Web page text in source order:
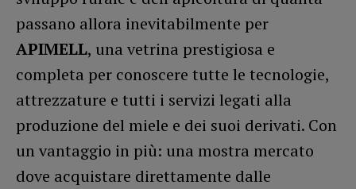
passano allora inevitabilmente per
APIMELL, una vetrina prestigiosa e
completa per conoscere tutte le tecnologie,
attrezzature e tutti i servizi legati alla
produzione del miele e dei suoi derivati. Con
un vantaggio in più: una mostra mercato
dove acquistare direttamente dalle